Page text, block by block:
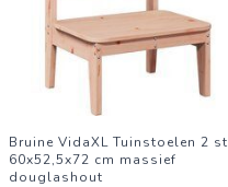
Bruine VidaXL Tuinstoelen 2 st
60x52,5x72 cm massief
douglashout